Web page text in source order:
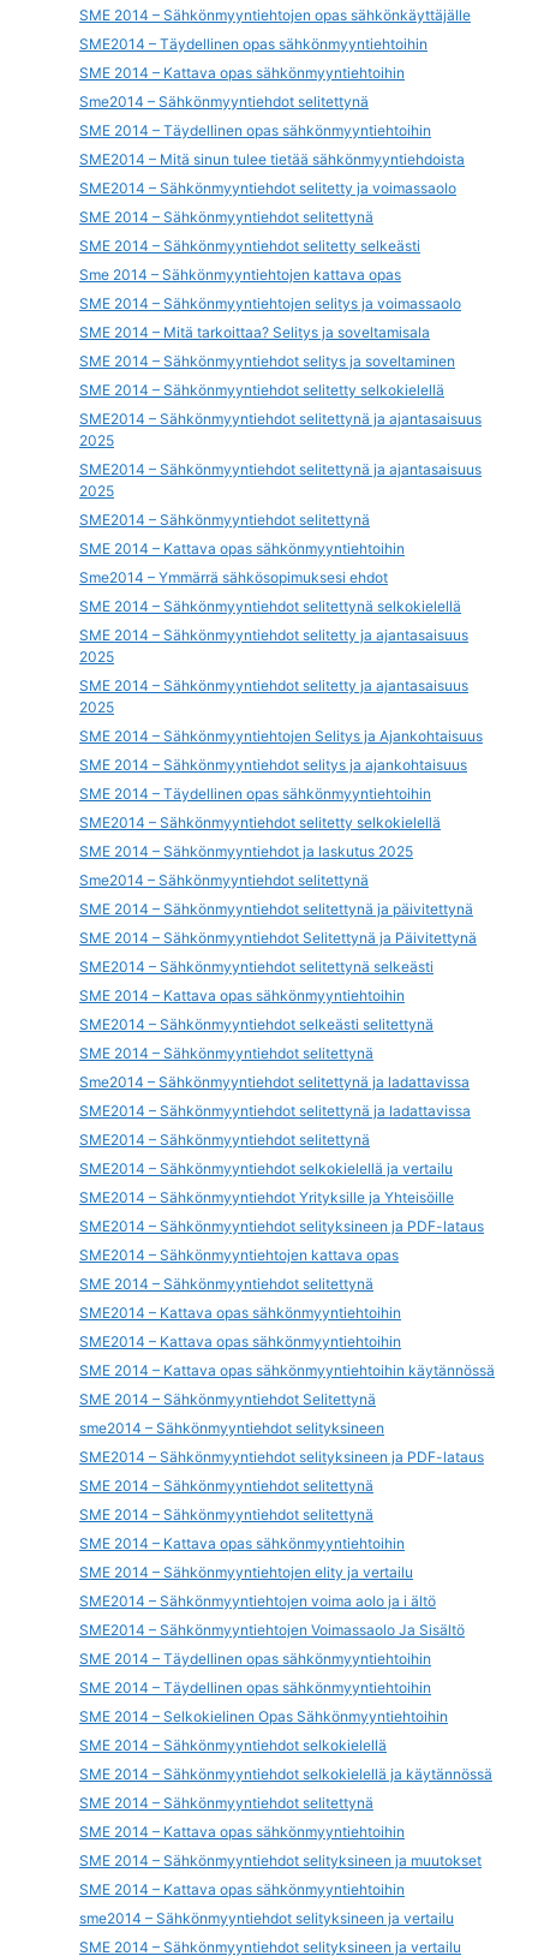
SME 2014 – Sähkönmyyntiehtojen opas sähkönkäyttäjälle
SME2014 – Täydellinen opas sähkönmyyntiehtoihin
SME 2014 – Kattava opas sähkönmyyntiehtoihin
Sme2014 – Sähkönmyyntiehdot selitettynä
SME 2014 – Täydellinen opas sähkönmyyntiehtoihin
SME2014 – Mitä sinun tulee tietää sähkönmyyntiehdoista
SME2014 – Sähkönmyyntiehdot selitetty ja voimassaolo
SME 2014 – Sähkönmyyntiehdot selitettynä
SME 2014 – Sähkönmyyntiehdot selitetty selkeästi
Sme 2014 – Sähkönmyyntiehtojen kattava opas
SME 2014 – Sähkönmyyntiehtojen selitys ja voimassaolo
SME 2014 – Mitä tarkoittaa? Selitys ja soveltamisala
SME 2014 – Sähkönmyyntiehdot selitys ja soveltaminen
SME 2014 – Sähkönmyyntiehdot selitetty selkokielellä
SME2014 – Sähkönmyyntiehdot selitettynä ja ajantasaisuus
2025
SME2014 – Sähkönmyyntiehdot selitettynä ja ajantasaisuus
2025
SME2014 – Sähkönmyyntiehdot selitettynä
SME 2014 – Kattava opas sähkönmyyntiehtoihin
Sme2014 – Ymmärrä sähkösopimuksesi ehdot
SME 2014 – Sähkönmyyntiehdot selitettynä selkokielellä
SME 2014 – Sähkönmyyntiehdot selitetty ja ajantasaisuus
2025
SME 2014 – Sähkönmyyntiehdot selitetty ja ajantasaisuus
2025
SME 2014 – Sähkönmyyntiehtojen Selitys ja Ajankohtaisuus
SME 2014 – Sähkönmyyntiehdot selitys ja ajankohtaisuus
SME 2014 – Täydellinen opas sähkönmyyntiehtoihin
SME2014 – Sähkönmyyntiehdot selitetty selkokielellä
SME 2014 – Sähkönmyyntiehdot ja laskutus 2025
Sme2014 – Sähkönmyyntiehdot selitettynä
SME 2014 – Sähkönmyyntiehdot selitettynä ja päivitettynä
SME 2014 – Sähkönmyyntiehdot Selitettynä ja Päivitettynä
SME2014 – Sähkönmyyntiehdot selitettynä selkeästi
SME 2014 – Kattava opas sähkönmyyntiehtoihin
SME2014 – Sähkönmyyntiehdot selkeästi selitettynä
SME 2014 – Sähkönmyyntiehdot selitettynä
Sme2014 – Sähkönmyyntiehdot selitettynä ja ladattavissa
SME2014 – Sähkönmyyntiehdot selitettynä ja ladattavissa
SME2014 – Sähkönmyyntiehdot selitettynä
SME2014 – Sähkönmyyntiehdot selkokielellä ja vertailu
SME2014 – Sähkönmyyntiehdot Yrityksille ja Yhteisöille
SME2014 – Sähkönmyyntiehdot selityksineen ja PDF-lataus
SME2014 – Sähkönmyyntiehtojen kattava opas
SME 2014 – Sähkönmyyntiehdot selitettynä
SME2014 – Kattava opas sähkönmyyntiehtoihin
SME2014 – Kattava opas sähkönmyyntiehtoihin
SME 2014 – Kattava opas sähkönmyyntiehtoihin käytännössä
SME 2014 – Sähkönmyyntiehdot Selitettynä
sme2014 – Sähkönmyyntiehdot selityksineen
SME2014 – Sähkönmyyntiehdot selityksineen ja PDF-lataus
SME 2014 – Sähkönmyyntiehdot selitettynä
SME 2014 – Sähkönmyyntiehdot selitettynä
SME 2014 – Kattava opas sähkönmyyntiehtoihin
SME 2014 – Sähkönmyyntiehtojen elity ja vertailu
SME2014 – Sähkönmyyntiehtojen voima aolo ja i ältö
SME2014 – Sähkönmyyntiehtojen Voimassaolo Ja Sisältö
SME 2014 – Täydellinen opas sähkönmyyntiehtoihin
SME 2014 – Täydellinen opas sähkönmyyntiehtoihin
SME 2014 – Selkokielinen Opas Sähkönmyyntiehtoihin
SME 2014 – Sähkönmyyntiehdot selkokielellä
SME 2014 – Sähkönmyyntiehdot selkokielellä ja käytännössä
SME 2014 – Sähkönmyyntiehdot selitettynä
SME 2014 – Kattava opas sähkönmyyntiehtoihin
SME 2014 – Sähkönmyyntiehdot selityksineen ja muutokset
SME 2014 – Kattava opas sähkönmyyntiehtoihin
sme2014 – Sähkönmyyntiehdot selityksineen ja vertailu
SME 2014 – Sähkönmyyntiehdot selityksineen ja vertailu